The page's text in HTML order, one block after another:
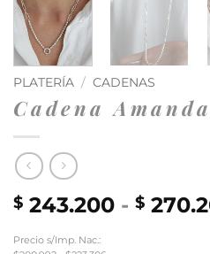
PLATERÍA / CADENAS
Cadena Amanda
$ 243.200 - $
Precio s/Imp. Nac.: